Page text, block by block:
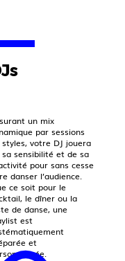
un mix
par sessions
styles, votre DJ jouera
sa sensibilité et de sa
pour sans cesse
danser l’audience.
ce soit pour le
le dîner ou la
de danse, une
est
et